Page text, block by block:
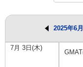
2025年6月
7月 3日(木)